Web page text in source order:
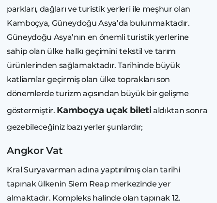
parkları, dağları ve turistik yerleri ile meşhur olan
Kamboçya, Güneydoğu Asya’da bulunmaktadır.
Güneydoğu Asya’nın en önemli turistik yerlerine
sahip olan ülke halkı geçimini tekstil ve tarım
ürünlerinden sağlamaktadır. Tarihinde büyük
katliamlar geçirmiş olan ülke toprakları son
dönemlerde turizm açısından büyük bir gelişme
göstermiştir. Kamboçya uçak biletialdıktan sonra
gezebileceğiniz bazı yerler şunlardır;
Angkor Vat
Kral Suryavarman adına yaptırılmış olan tarihi
tapınak ülkenin Siem Reap merkezinde yer
almaktadır. Kompleks halinde olan tapınak 12.